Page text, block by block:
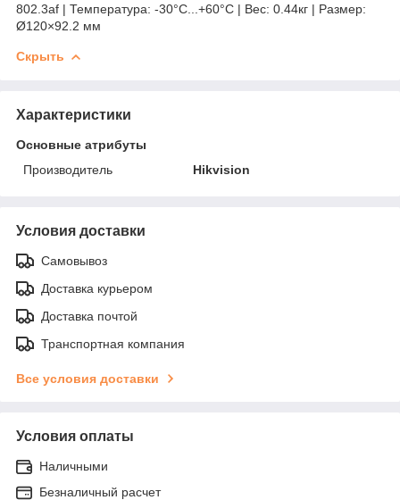
802.3af | Температура: -30°C...+60°C | Вес: 0.44кг | Размер:
Ø120×92.2 мм
Скрыть
Характеристики
Основные атрибуты
Производитель
Hikvision
Условия доставки
Самовывоз
Доставка курьером
Доставка почтой
Транспортная компания
Все условия доставки
Условия оплаты
Наличными
Безналичный расчет